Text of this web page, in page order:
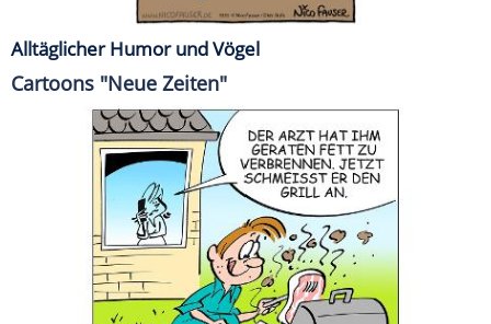
Alltäglicher Humor und Vögel
Cartoons "Neue Zeiten"